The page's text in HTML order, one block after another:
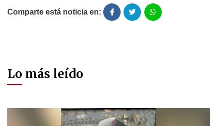
Comparte está noticia en:
Lo más leído